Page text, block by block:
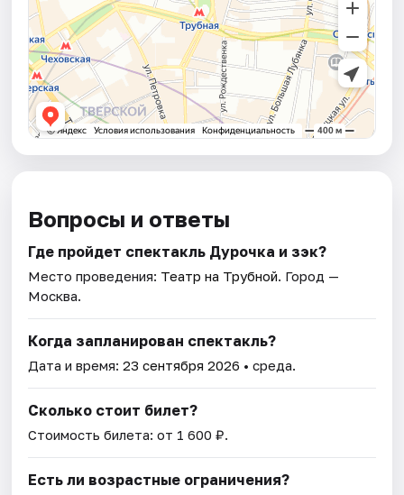
Вопросы и ответы
Где пройдет спектакль Дурочка и зэк?
Место проведения: Театр на Трубной. Город —
Москва.
Когда запланирован спектакль?
Дата и время:23 сентября 2026 • среда.
Сколько стоит билет?
Стоимость билета: от 1 600 ₽.
Есть ли возрастные ограничения?